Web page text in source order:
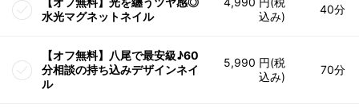
水光マグネットネイル
込み)
40分
【オフ無料】八尾で最安級♪60
分相談の持ち込みデザインネイ
ル
5,990 円(税
込み)
70分